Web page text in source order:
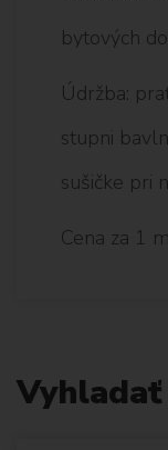
bytových
Údržba:
stupni
sušičke pri
Cena za 1